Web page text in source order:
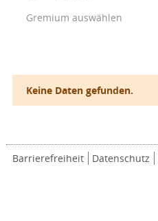
Gremium auswählen
Keine Daten gefunden.
Barrierefreiheit Datenschutz